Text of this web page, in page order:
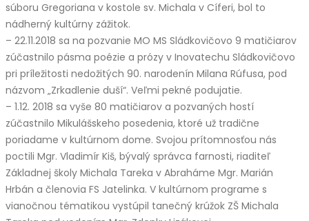
súboru Gregoriana v kostole sv. Michala v Cíferi, bol to
nádherný kultúrny zážitok.
– 22.11.2018 sa na pozvanie MO MS Sládkovičovo 9 matičiarov
zúčastnilo pásma poézie a prózy v Inovatechu Sládkovičovo
pri príležitosti nedožitých 90. narodenín Milana Rúfusa, pod
názvom „Zrkadlenie duší“. Veľmi pekné podujatie.
– 1.12. 2018 sa vyše 80 matičiarov a pozvaných hostí
zúčastnilo Mikulášskeho posedenia, ktoré už tradične
poriadame v kultúrnom dome. Svojou prítomnosťou nás
poctili Mgr. Vladimír Kiš, bývalý správca farnosti, riaditeľ
Základnej školy Michala Tareka v Abraháme Mgr. Marián
Hrbán a členovia FS Jatelinka. V kultúrnom programe s
vianočnou tématikou vystúpil tanečný krúžok ZŠ Michala